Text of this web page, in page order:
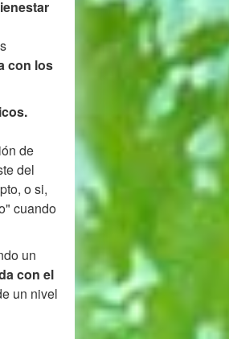
con los
de
del
o si,
cuando
un
con el
un nivel